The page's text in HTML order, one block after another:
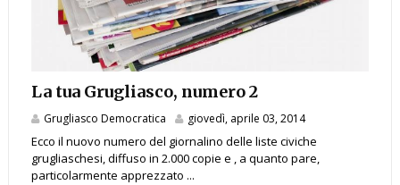
La tua Grugliasco, numero 2
Grugliasco Democratica giovedì, aprile 03, 2014
Ecco il nuovo numero del giornalino delle liste civiche
grugliaschesi, diffuso in 2.000 copie e , a quanto pare,
particolarmente apprezzato ...